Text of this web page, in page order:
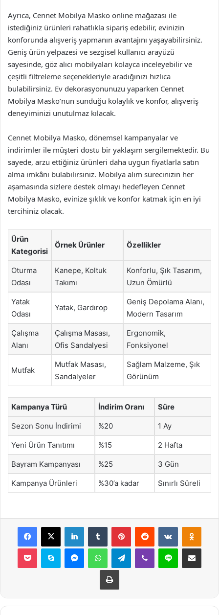
Ayrıca, Cennet Mobilya Masko online mağazası ile
istediğiniz ürünleri rahatlıkla sipariş edebilir, evinizin
konforunda alışveriş yapmanın avantajını yaşayabilirsiniz.
Geniş ürün yelpazesi ve sezgisel kullanıcı arayüzü
sayesinde, göz alıcı mobilyaları kolayca inceleyebilir ve
çeşitli filtreleme seçenekleriyle aradığınızı hızlıca
bulabilirsiniz. Ev dekorasyonunuzu yaparken Cennet
Mobilya Masko’nun sunduğu kolaylık ve konfor, alışveriş
deneyiminizi unutulmaz kılacak.
Cennet Mobilya Masko, dönemsel kampanyalar ve
indirimler ile müşteri dostu bir yaklaşım sergilemektedir. Bu
sayede, arzu ettiğiniz ürünleri daha uygun fiyatlarla satın
alma imkânı bulabilirsiniz. Mobilya alım sürecinizin her
aşamasında sizlere destek olmayı hedefleyen Cennet
Mobilya Masko, evinize şıklık ve konfor katmak için en iyi
tercihiniz olacak.
Ürün
Kategorisi
Örnek Ürünler Özellikler
Oturma
Odası
Kanepe, Koltuk
Takımı
Konforlu, Şık Tasarım,
Uzun Ömürlü
Yatak
Odası
Yatak, Gardırop
Geniş Depolama Alanı,
Modern Tasarım
Çalışma
Alanı
Çalışma Masası,
Ofis Sandalyesi
Ergonomik,
Fonksiyonel
Mutfak
Mutfak Masası,
Sandalyeler
Sağlam Malzeme, Şık
Görünüm
Kampanya Türü İndirim Oranı Süre
Sezon Sonu İndirimi %20 1 Ay
Yeni Ürün Tanıtımı %15 2 Hafta
Bayram Kampanyası %25 3 Gün
Kampanya Ürünleri %30’a kadar Sınırlı Süreli
Facebook
X LinkedInTumblr PinterestReddit VKontakte
Pocket Skype MessengerWhatsAppTelegramViber Line E-Posta ile
Yazdır